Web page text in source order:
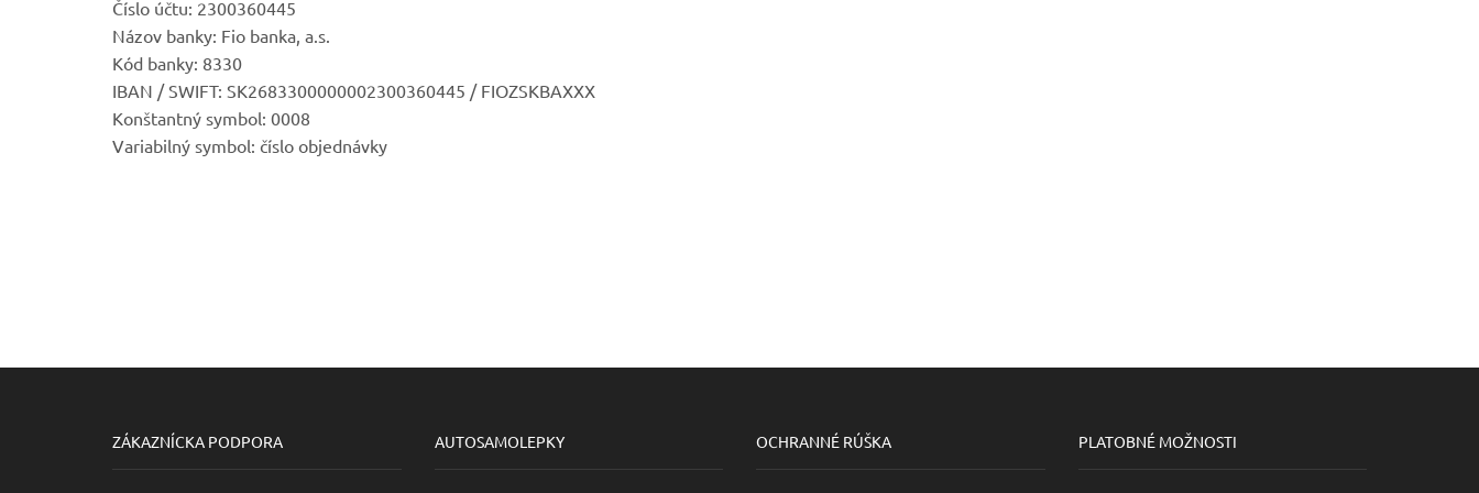
Číslo účtu: 2300360445
Názov banky: Fio banka, a.s.
Kód banky: 8330
IBAN / SWIFT: SK2683300000002300360445 / FIOZSKBAXXX
Konštantný symbol: 0008
Variabilný symbol: číslo objednávky
ZÁKAZNÍCKA PODPORA AUTOSAMOLEPKY OCHRANNÉ RÚŠKA PLATOBNÉ MOŽNOSTI